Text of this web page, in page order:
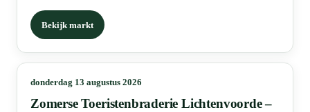
Bekijk markt
donderdag 13 augustus 2026
Zomerse Toeristenbraderie Lichtenvoorde –